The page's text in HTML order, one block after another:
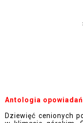
Antologia
Dziewięć cenionych